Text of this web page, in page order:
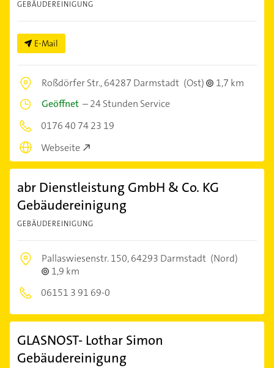
GEBÄUDEREINIGUNG
E-Mail
Roßdörfer Str.,64287 Darmstadt (Ost)
1,7 km
Geöffnet –24 Stunden Service
0176 40 74 23 19
Webseite
abr Dienstleistung GmbH & Co. KG
Gebäudereinigung
GEBÄUDEREINIGUNG
Pallaswiesenstr. 150,64293 Darmstadt (Nord)
1,9 km
06151 3 91 69-0
GLASNOST- Lothar Simon
Gebäudereinigung